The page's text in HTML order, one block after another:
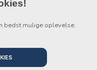
bedst mulige oplevelse.